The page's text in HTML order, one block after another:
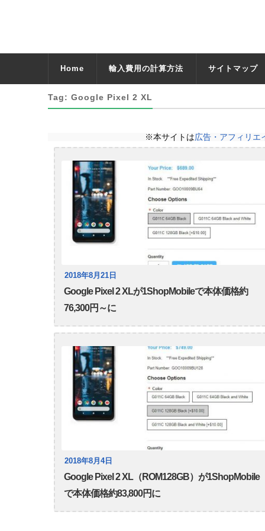
Home 輸入費用の計算方法 サイトマップ
Tag: Google Pixel 2 XL
※本サイトは広告・アフィリエ
2018年8月21日
Google Pixel 2 XLが1ShopMobileで本体価格約
76,300円～に
2018年8月4日
Google Pixel 2 XL（ROM128GB）が1ShopMobile
で本体価格約83,800円に